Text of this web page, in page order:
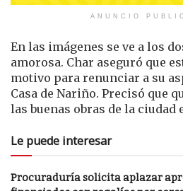
ANUNCIO
En las imágenes se ve a los
amorosa. Char aseguró que
motivo para renunciar a su
Casa de Nariño. Precisó que
las buenas obras de la ciudad
Le puede interesar
Procuraduría solicita aplazar